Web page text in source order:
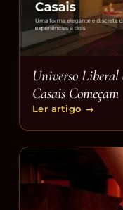
Universo Liberal
Casais Começam
Ler artigo →